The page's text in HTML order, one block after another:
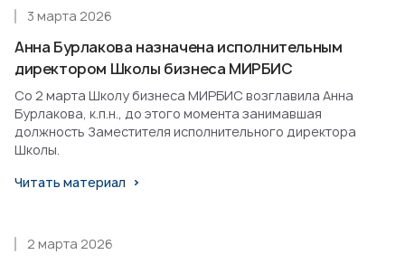
Анна Бурлакова назначена исполнительным
директором Школы бизнеса МИРБИС
3 марта 2026
Со 2 марта Школу бизнеса МИРБИС возглавила Анна
Бурлакова, к.п.н., до этого момента занимавшая
должность Заместителя исполнительного директора
Школы.
Читать материал
2 марта 2026